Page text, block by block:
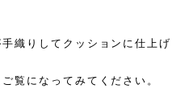
織りしてクッションに仕上げ
覧になってみてください。